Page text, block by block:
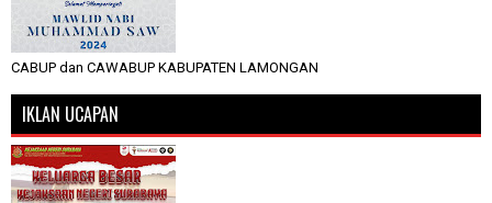
CABUP dan CAWABUP KABUPATEN LAMONGAN
IKLAN UCAPAN